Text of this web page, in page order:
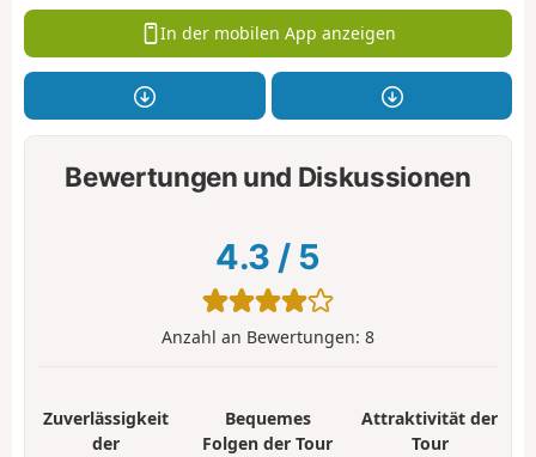
In der mobilen App anzeigen
Bewertungen und Diskussionen
4.3 / 5
Anzahl an Bewertungen: 8
Zuverlässigkeit
der
Bequemes
Folgen der Tour
Attraktivität der
Tour